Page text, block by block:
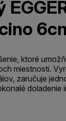
ktoré
miestnosti.
zaručuje
doladenie